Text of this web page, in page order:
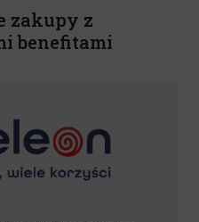
zakupy z
benefitami